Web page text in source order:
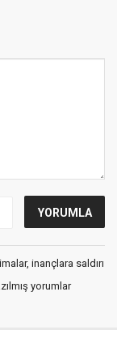
inançlara saldırı
yorumlar